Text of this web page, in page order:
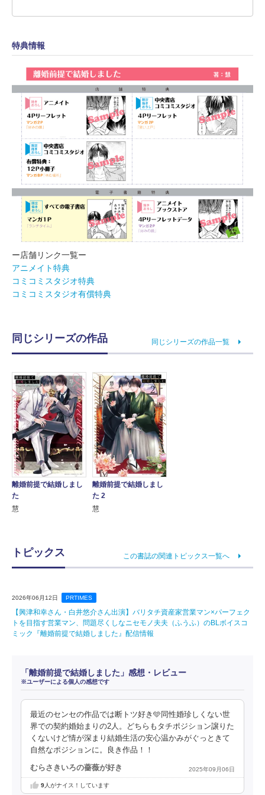
特典情報
ー店舗リンク一覧ー
アニメイト特典
コミコミスタジオ特典
コミコミスタジオ有償特典
同じシリーズの作品 同じシリーズの作品一覧
離婚前提で結婚しまし
た
慧
離婚前提で結婚しまし
た 2
慧
トピックス この書誌の関連トピックス一覧へ
2026年06月12日 PRTIMES
【興津和幸さん・白井悠介さん出演】バリタチ資産家営業マン×パーフェク
トを目指す営業マン、問題尽くしなニセモノ夫夫（ふうふ）のBLボイスコ
ミック『離婚前提で結婚しました』配信情報
「離婚前提で結婚しました」感想・レビュー
※ユーザーによる個人の感想です
最近のセンセの作品では断トツ好き🩵同性婚珍しくない世
界での契約婚始まりの2人。どちらもタチポジション譲りた
くないけど情が深まり結婚生活の安心温かみがぐっときて
自然なポジションに。良き作品！！
むらさきいろの薔薇が好き 2025年09月06日
9人がナイス！しています